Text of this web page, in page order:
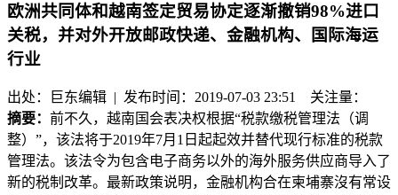
欧洲共同体和越南签定贸易协定逐渐撤销98%进口
关税，并对外开放邮政快递、金融机构、国际海运
行业
出处：巨东编辑 | 发布时间：2019-07-03 23:51 关注量：
摘要： 前不久，越南国会表决权根据“税款缴税管理法（调
整）”，该法将于2019年7月1日起起效并替代现行标准的税款
管理法。该法令为包含电子商务以外的海外服务供应商导入了
新的税制改革。最新政策说明，金融机构合在柬埔寨沒有常设